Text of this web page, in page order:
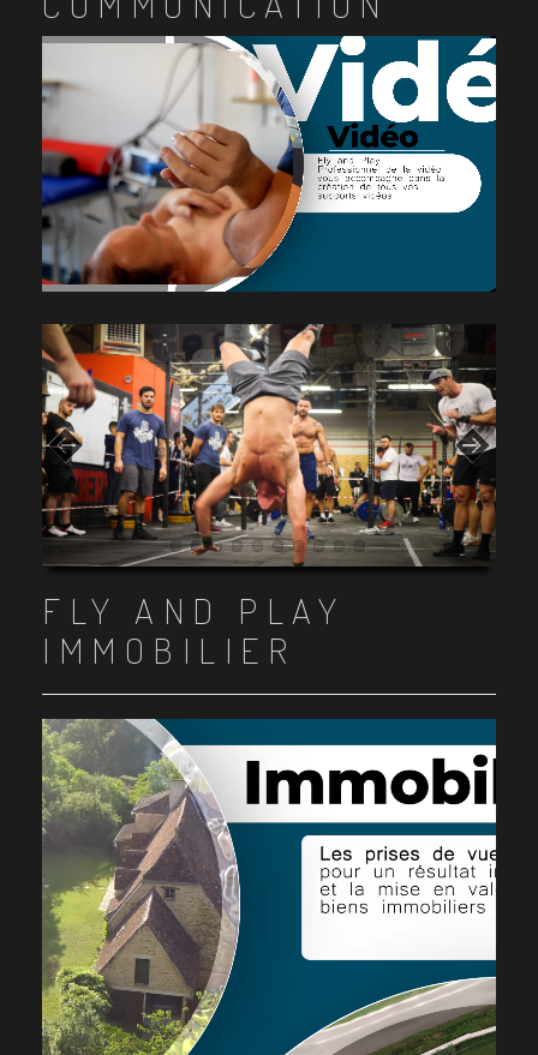
Item 1
Item 2
Item 3
Item 4
Item 5
Item 6
Item 7
Item 8
Item 9
Item 10
FLY AND PLAY
IMMOBILIER